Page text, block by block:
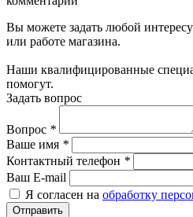
Вы можете задать любой
или работе магазина.
Наши квалифицированные
помогут.
Задать вопрос
Вопрос *
Ваше имя *
Контактный телефон *
Ваш E-mail
Я согласен на обработку
Отправить